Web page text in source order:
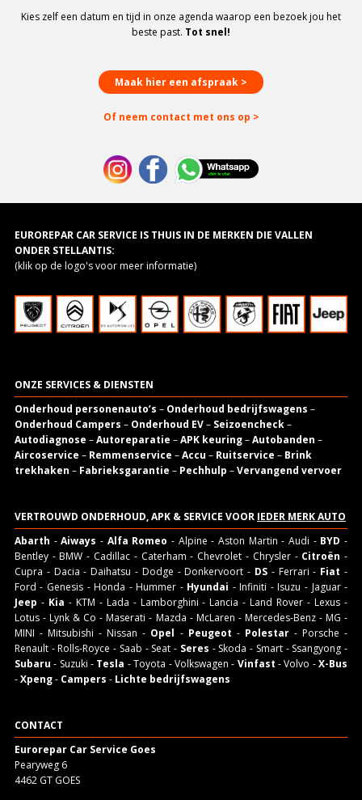
Kies zelf een datum en tijd in onze agenda waarop een bezoek jou het
beste past. Tot snel!
Maak hier een afspraak >
Of neem contact met ons op >
EUROREPAR CAR SERVICE IS THUIS IN DE MERKEN DIE VALLEN
ONDER STELLANTIS:
(klik op de logo's voor meer informatie)
CONTACT
Eurorepar Car Service Goes
Pearyweg 6
4462 GT GOES
ONZE SERVICES & DIENSTEN
Onderhoud personenauto’s – Onderhoud bedrijfswagens –
Onderhoud Campers – Onderhoud EV– Seizoencheck–
Autodiagnose –Autoreparatie –APK keuring–Autobanden –
Aircoservice – Remmenservice –Accu – Ruitservice – Brink
trekhaken – Fabrieksgarantie – Pechhulp –Vervangend vervoer
VERTROUWD ONDERHOUD, APK & SERVICE VOOR IEDER MERK AUTO
Abarth -Aiways - Alfa Romeo - Alpine - Aston Martin - Audi - BYD -
Bentley - BMW - Cadillac - Caterham - Chevrolet - Chrysler - Citroën -
Cupra - Dacia - Daihatsu - Dodge - Donkervoort - DS - Ferrari - Fiat -
Ford - Genesis - Honda - Hummer - Hyundai - Infiniti - Isuzu - Jaguar -
Jeep - Kia - KTM - Lada - Lamborghini - Lancia - Land Rover - Lexus -
Lotus - Lynk & Co - Maserati - Mazda - McLaren - Mercedes-Benz - MG -
MINI - Mitsubishi - Nissan - Opel - Peugeot - Polestar- Porsche -
Renault - Rolls-Royce - Saab - Seat - Seres - Skoda - Smart - Ssangyong -
Subaru - Suzuki - Tesla - Toyota - Volkswagen - Vinfast - Volvo -X-Bus
-Xpeng- Campers - Lichte bedrijfswagens